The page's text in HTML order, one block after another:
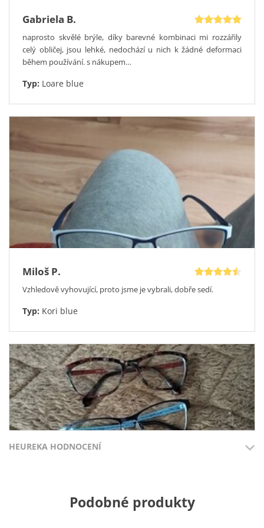
Gabriela B.
naprosto skvělé brýle, díky barevné kombinaci mi rozzářily
celý obličej, jsou lehké, nedochází u nich k žádné deformaci
během používání. s nákupem…
Typ: Loare blue
Miloš P.
Vzhledově vyhovující, proto jsme je vybrali, dobře sedí.
Typ: Kori blue
HEUREKA HODNOCENÍ
Přidáno 3.8.2026
Podobné produkty